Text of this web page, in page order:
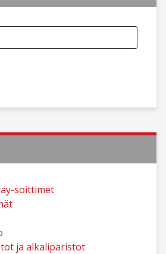
soittimet
ja alkaliparistot